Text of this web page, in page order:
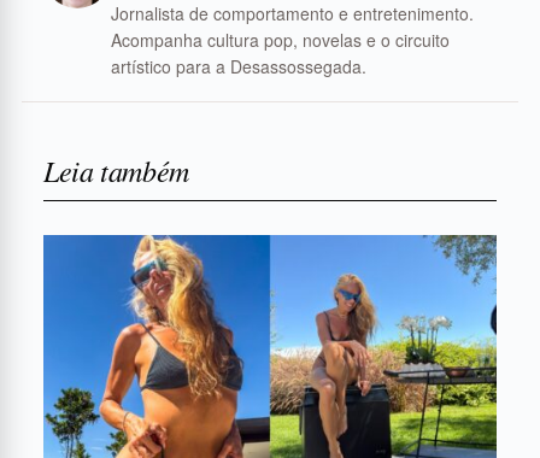
Jornalista de comportamento e entretenimento.
Acompanha cultura pop, novelas e o circuito
artístico para a Desassossegada.
Leia também